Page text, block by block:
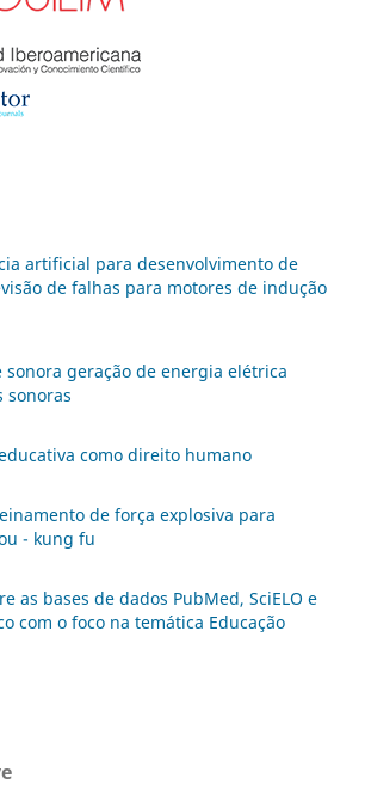
artificial para desenvolvimento de
de falhas para motores de indução
geração de energia elétrica
sonoras
como direito humano
de força explosiva para
- kung fu
as bases de dados PubMed, SciELO e
com o foco na temática Educação